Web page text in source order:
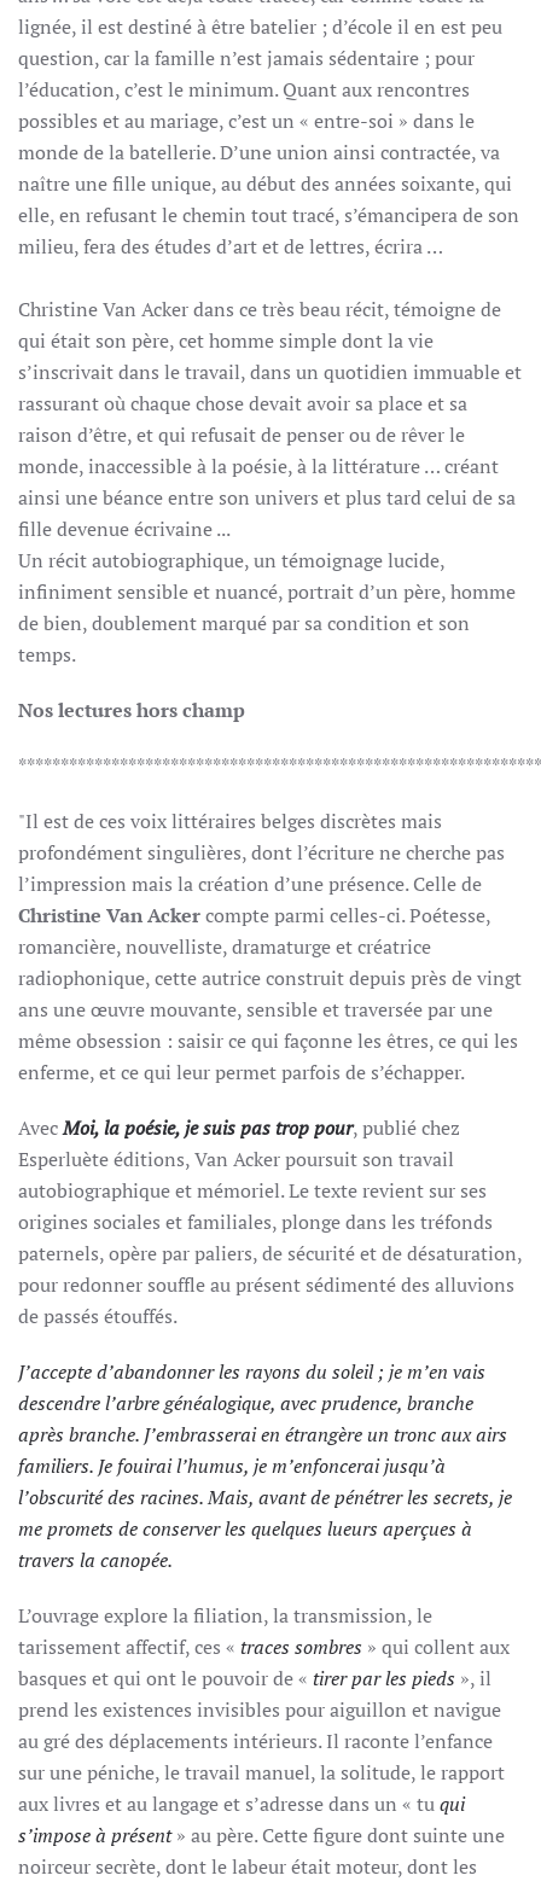
lignée, il est destiné à être batelier ; d’école il en est peu
question, car la famille n’est jamais sédentaire ; pour
l’éducation, c’est le minimum. Quant aux rencontres
possibles et au mariage, c’est un « entre-soi » dans le
monde de la batellerie. D’une union ainsi contractée, va
naître une fille unique, au début des années soixante, qui
elle, en refusant le chemin tout tracé, s’émancipera de son
milieu, fera des études d’art et de lettres, écrira …
Christine Van Acker dans ce très beau récit, témoigne de
qui était son père, cet homme simple dont la vie
s’inscrivait dans le travail, dans un quotidien immuable et
rassurant où chaque chose devait avoir sa place et sa
raison d’être, et qui refusait de penser ou de rêver le
monde, inaccessible à la poésie, à la littérature … créant
ainsi une béance entre son univers et plus tard celui de sa
fille devenue écrivaine ...
Un récit autobiographique, un témoignage lucide,
infiniment sensible et nuancé, portrait d’un père, homme
de bien, doublement marqué par sa condition et son
temps.
Nos lectures hors champ
"Il est de ces voix littéraires belges discrètes mais
profondément singulières, dont l’écriture ne cherche pas
l’impression mais la création d’une présence. Celle de
Christine Van Ackercompte parmi celles-ci. Poétesse,
romancière, nouvelliste, dramaturge et créatrice
radiophonique, cette autrice construit depuis près de vingt
ans une œuvre mouvante, sensible et traversée par une
même obsession : saisir ce qui façonne les êtres, ce qui les
enferme, et ce qui leur permet parfois de s’échapper.
AvecMoi, la poésie, je suis pas trop pour, publié chez
Esperluète éditions, Van Acker poursuit son travail
autobiographique et mémoriel. Le texte revient sur ses
origines sociales et familiales, plonge dans les tréfonds
paternels, opère par paliers, de sécurité et de désaturation,
pour redonner souffle au présent sédimenté des alluvions
de passés étouffés.
J’accepte d’abandonner les rayons du soleil ; je m’en vais
descendre l’arbre généalogique, avec prudence, branche
après branche. J’embrasserai en étrangère un tronc aux airs
familiers. Je fouirai l’humus, je m’enfoncerai jusqu’à
l’obscurité des racines. Mais, avant de pénétrer les secrets, je
me promets de conserver les quelques lueurs aperçues à
travers la canopée.
L’ouvrage explore la filiation, la transmission, le
tarissement affectif, ces « traces sombres » qui collent aux
basques et qui ont le pouvoir de « tirer par les pieds », il
prend les existences invisibles pour aiguillon et navigue
au gré des déplacements intérieurs. Il raconte l’enfance
sur une péniche, le travail manuel, la solitude, le rapport
aux livres et au langage et s’adresse dans un « tuqui
s’impose à présent» au père. Cette figure dont suinte une
noirceur secrète, dont le labeur était moteur, dont les